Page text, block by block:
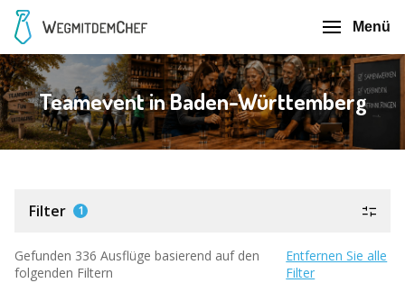
Menü
Teamevent in Baden-Württemberg
Filter 1
Gefunden 336 Ausflüge basierend auf den
folgenden Filtern
Entfernen Sie alle
Filter